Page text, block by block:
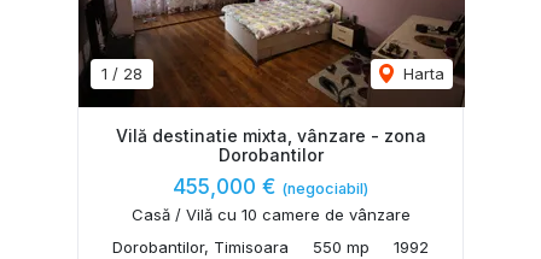
1 / 28 Harta
Vilă destinatie mixta, vânzare - zona
Dorobantilor
455,000 € (negociabil)
Casă / Vilă cu 10 camere de vânzare
Dorobantilor, Timisoara
550 mp 1992